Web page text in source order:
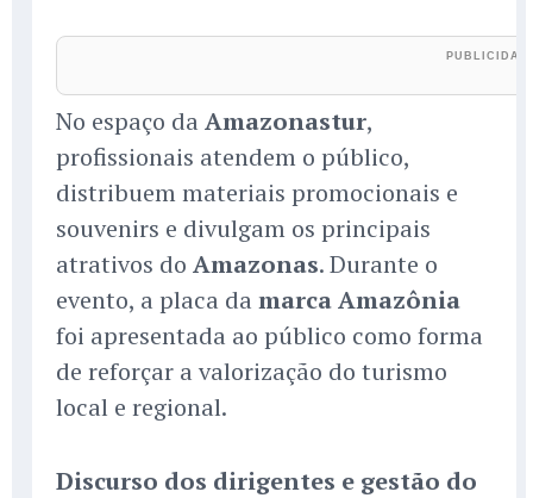
No espaço da Amazonastur,
profissionais atendem o público,
distribuem materiais promocionais e
souvenirs e divulgam os principais
atrativos do Amazonas. Durante o
evento, a placa da marca Amazônia
foi apresentada ao público como forma
de reforçar a valorização do turismo
local e regional.
Discurso dos dirigentes e gestão do